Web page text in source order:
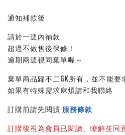
通知補款後
請於一週內補款
超過不做售後保修！
逾期兩週視同棄單喔～
棄單商品歸不二GK所有，並不能要
如果有特殊需求麻煩請和我聯絡
訂購前請先閱讀 服務條款
訂購後視為會員已閱讀、瞭解並同